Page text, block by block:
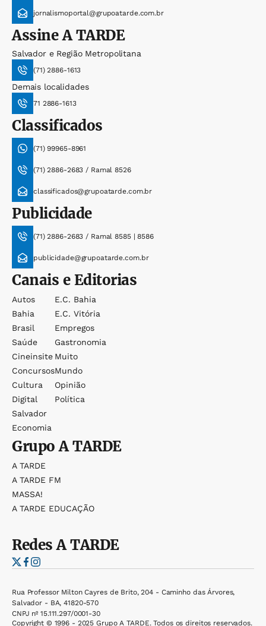
jornalismoportal@grupoatarde.com.br
AssineA TARDE
Salvador e Região Metropolitana
(71) 2886-1613
Demais localidades
71 2886-1613
Classificados
(71) 99965-8961
(71) 2886-2683 / Ramal 8526
classificados@grupoatarde.com.br
Publicidade
(71) 2886-2683 / Ramal 8585 | 8586
publicidade@grupoatarde.com.br
Canais e Editorias
Autos
Bahia
Brasil
Saúde
Cineinsite
Concursos
Cultura
Digital
Salvador
Economia
E.c. Bahia
E.c. Vitória
Empregos
Gastronomia
Muito
Mundo
Opinião
Política
GrupoA TARDE
A TARDE
A TARDE FM
MASSA!
A TARDE EDUCAÇÃO
RedesA TARDE
Rua Professor Milton Cayres de Brito, 204 - Caminho das Árvores,
Salvador - BA, 41820-570
CNPJ nº 15.111.297/0001-30
Copyright © 1996 - 2025 Grupo A TARDE. Todos os direitos reservados.